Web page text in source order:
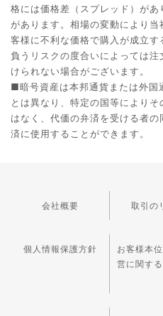
格には価格差（スプレッド）が
があります。相場の変動により
客様に不利な価格で購入が成立
負うリスクの度合いによっては
けられない場合がございます。
■暗号資産は本邦通貨または外国
とは異なり、特定の国等により
はなく、代価の弁済を受ける者
済に使用することができます。
会社概要 取引の
個人情報保護方針
お客様本
営に関す